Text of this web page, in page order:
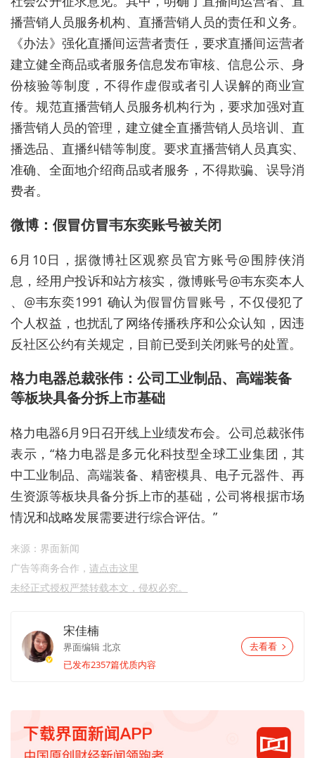
播营销人员服务机构、直播营销人员的责任和义务。
《办法》强化直播间运营者责任，要求直播间运营者
建立健全商品或者服务信息发布审核、信息公示、身
份核验等制度，不得作虚假或者引人误解的商业宣
传。规范直播营销人员服务机构行为，要求加强对直
播营销人员的管理，建立健全直播营销人员培训、直
播选品、直播纠错等制度。要求直播营销人员真实、
准确、全面地介绍商品或者服务，不得欺骗、误导消
费者。
微博：假冒仿冒韦东奕账号被关闭
6月10日，据微博社区观察员官方账号@围脖侠消
息，经用户投诉和站方核实，微博账号@韦东奕本人
、@韦东奕1991 确认为假冒仿冒账号，不仅侵犯了
个人权益，也扰乱了网络传播秩序和公众认知，因违
反社区公约有关规定，目前已受到关闭账号的处置。
格力电器总裁张伟 ：公司工业制品、高端装备
等板块具备分拆上市基础
格力电器6月9日召开线上业绩发布会。公司总裁张伟
表示，“格力电器是多元化科技型全球工业集团，其
中工业制品、高端装备、精密模具、电子元器件、再
生资源等板块具备分拆上市的基础，公司将根据市场
情况和战略发展需要进行综合评估。”
来源：界面新闻
广告等商务合作， 请点击这里
未经正式授权严禁转载本文，侵权必究。
宋佳楠
界面编辑 北京
已发布2357篇优质内容
去看看